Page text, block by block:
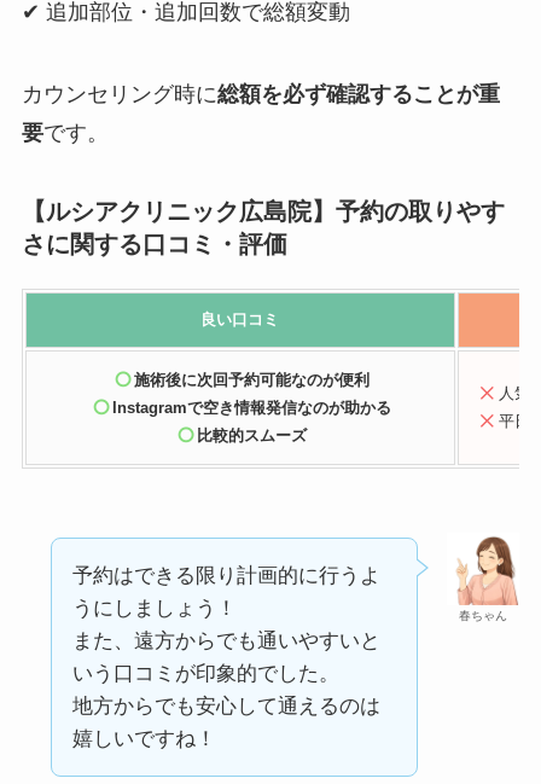
✔ 追加部位・追加回数で総額変動
カウンセリング時に総額を必ず確認することが重
要です。
【ルシアクリニック広島院】予約の取りやす
さに関する口コミ・評価
良い口コミ
施術後に次回予約可能なのが便利
Instagramで空き情報発信なのが助かる
比較的スムーズ
人気
平日
春ちゃん
予約はできる限り計画的に行うよ
うにしましょう！
また、遠方からでも通いやすいと
いう口コミが印象的でした。
地方からでも安心して通えるのは
嬉しいですね！